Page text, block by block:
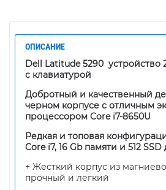
ОПИСАНИЕ
Dell Latitude 5290 устройство
с клавиатурой
Добротный и качественный
черном корпусе с отличным
процессором Core i7-8650U
Редкая и топовая
Core i7, 16 Gb памяти и 512 SSD
+ Жесткий корпус из
прочный и легкий